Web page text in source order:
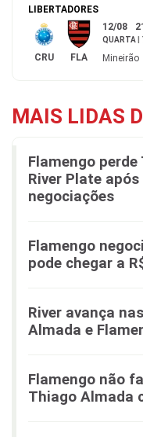
LIBERTADORES
CRU FLA
12/08
QUARTA
Mineirão
MAIS LIDAS
Flamengo
River Plate
negociações
Flamengo
pode chegar a
River avança
Almada e
Flamengo não
Thiago Almada